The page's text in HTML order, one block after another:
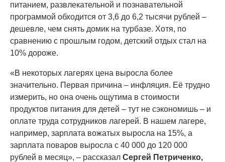
питанием, развлекательной и познавательной
программой обходится от 3,6 до 6,2 тысячи рублей –
дешевле, чем снять домик на турбазе. Хотя, по
сравнению с прошлым годом, детский отдых стал на
10% дороже.
«В некоторых лагерях цена выросла более
значительно. Первая причина – инфляция. Её трудно
измерить, но она очень ощутима в стоимости
продуктов питания для детей – тут не сэкономишь – и
оплате труда сотрудников лагерей. В нашем лагере,
например, зарплата вожатых выросла на 15%, а
зарплата поваров выросла с 40 000 до 120 000
рублей в месяц», – рассказал Сергей Петриченко,